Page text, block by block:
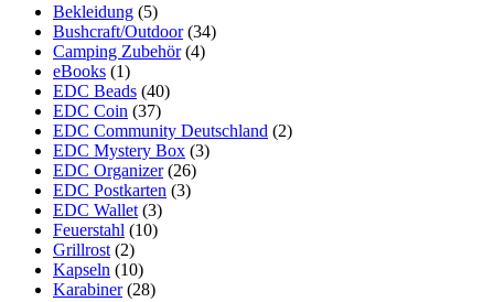
Bekleidung (5)
Bushcraft/Outdoor (34)
Camping Zubehör (4)
eBooks (1)
EDC Beads (40)
EDC Coin (37)
EDC Community Deutschland (2)
EDC Mystery Box (3)
EDC Organizer (26)
EDC Postkarten (3)
EDC Wallet (3)
Feuerstahl (10)
Grillrost (2)
Kapseln (10)
Karabiner (28)